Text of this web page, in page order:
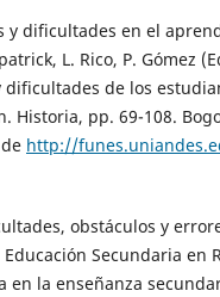
y dificultades en el
L. Rico, P. Gómez
dificultades de los
Historia, pp. 69-108.
http://
obstáculos y
Secundaria en
en la enseñanza